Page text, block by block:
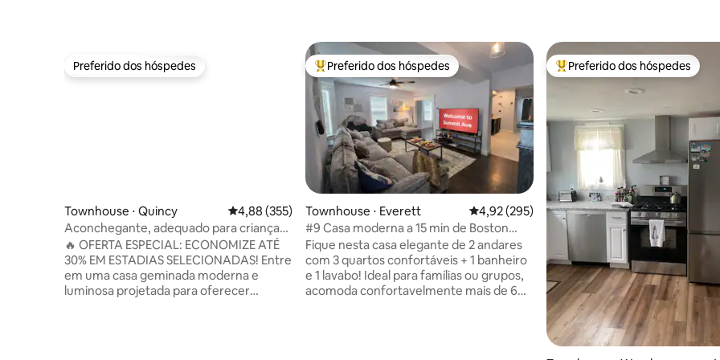
Preferido dos hóspedes
Preferido dos hóspedes
Townhouse ⋅ Quincy 4,88 de uma avaliação média de 5, 355 avaliações
4,88 (355)
Aconchegante, adequado para crianças,
perto do Adams Park, com
estacionamento - 383
🔥 OFERTA ESPECIAL: ECONOMIZE ATÉ
30% EM ESTADIAS SELECIONADAS! Entre
em uma casa geminada moderna e
luminosa projetada para oferecer
Entre os melhores preferidos dos hóspedes
Preferido dos hóspedes
Townhouse ⋅ Everett 4,92 de uma avaliação média de 5, 295
4,92 (295)
#9 Casa moderna a 15 min de Boston
com jardim e estacionamento
Fique nesta casa elegante de 2 andares
com 3 quartos confortáveis + 1 banheiro
e 1 lavabo! Ideal para famílias ou grupos,
acomoda confortavelmente mais de 6
Entre os melhores preferidos
Preferido dos hóspedes